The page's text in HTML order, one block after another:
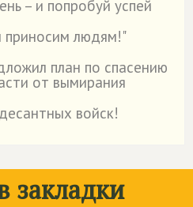
– и попробуй успей
приносим людям!"
план по спасению
от вымирания
войск!
закладки